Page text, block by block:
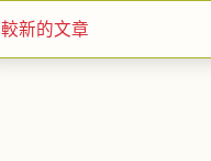
較新的文章